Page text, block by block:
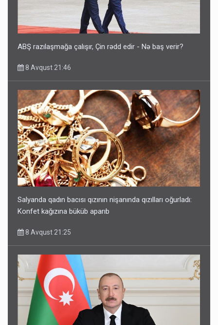
ABŞ razılaşmağa çalışır, Çin rədd edir - Nə baş verir?
8 Avqust 21:46
Salyanda qadın bacısı qızının nişanında qızılları oğurladı:
Konfet kağızına büküb aparıb
8 Avqust 21:25